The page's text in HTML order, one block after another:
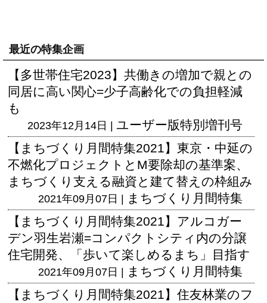
最近の特集企画
【多世帯住宅2023】共働きの増加で親との
同居に高い関心=少子高齢化での負担軽減
も
2023年12月14日 | ユーザー版特別増刊号
【まちづくり月間特集2021】東京・中延の
不燃化プロジェクトとM要除却の基準案、
まちづくり支える融資と建て替えの枠組み
2021年09月07日 | まちづくり月間特集
【まちづくり月間特集2021】アルコガー
デン羽生岩瀬=コンパクトシティ内の分譲
住宅開発、「歩いて楽しめるまち」目指す
2021年09月07日 | まちづくり月間特集
【まちづくり月間特集2021】住友林業のフ